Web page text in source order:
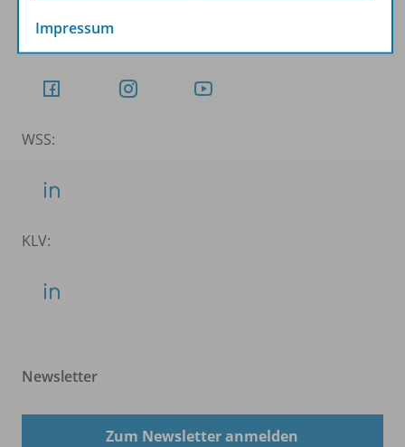
Schubi:
WSS:
KLV:
Newsletter
Zum Newsletter anmelden
Impressum